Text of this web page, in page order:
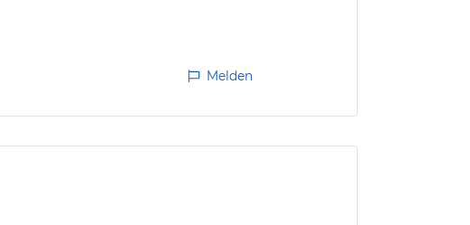
Melden